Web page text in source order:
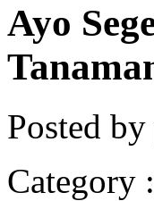
Ayo
Posted by
Category :